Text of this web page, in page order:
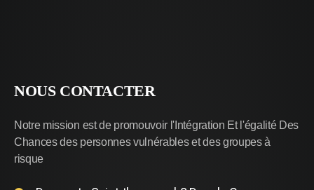
NOUS CONTACTER
Notre mission est de promouvoir l'Intégration Et l'égalité Des
Chances des personnes vulnérables et des groupes à
risque